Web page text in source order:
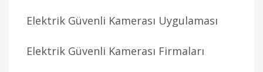
Elektrik Güvenli Kamerası Uygulaması
Elektrik Güvenli Kamerası Firmaları